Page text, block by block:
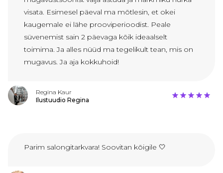
visata. Esimesel päeval ma mõtlesin, et okei
kaugemale ei lähe prooviperioodist. Peale
süvenemist sain 2 päevaga kõik ideaalselt
toimima. Ja alles nüüd ma tegelikult tean, mis on
mugavus. Ja aja kokkuhoid!
Regina Kaur
Ilustuudio Regina
Parim salongitarkvara! Soovitan kõigile 🤍